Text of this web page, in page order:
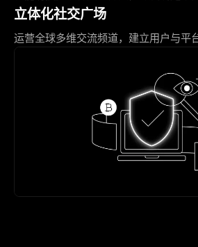
立体化社交广场
运营全球多维交流频道，建立用户与平